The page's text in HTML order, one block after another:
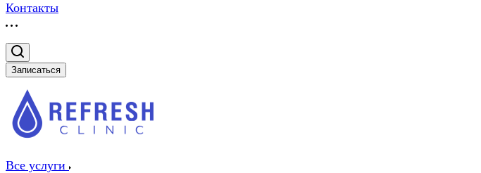
Контакты
Записаться
Все услуги